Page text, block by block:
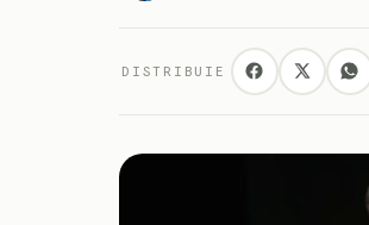
DISTRIBUIE